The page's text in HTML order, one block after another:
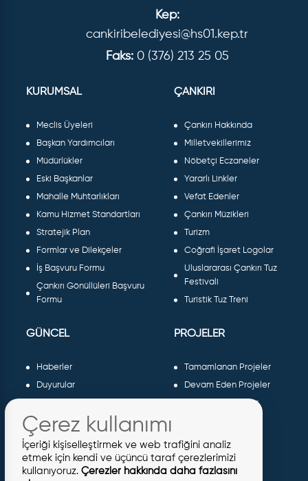
Kep:
cankiribelediyesi@hs01.kep.tr
Faks: 0 (376) 213 25 05
KURUMSAL
Meclis Üyeleri
Başkan Yardımcıları
Müdürlükler
Eski Başkanlar
Mahalle Muhtarlıkları
Kamu Hizmet Standartları
Stratejik Plan
Formlar ve Dilekçeler
İş Başvuru Formu
Çankırı Gönüllüleri Başvuru
Formu
ÇANKIRI
Çankırı Hakkında
Milletvekillerimiz
Nöbetçi Eczaneler
Yararlı Linkler
Vefat Edenler
Çankırı Müzikleri
Turizm
Coğrafi İşaret Logolar
Uluslararası Çankırı Tuz
Festivali
Turistik Tuz Treni
GÜNCEL
Haberler
Duyurular
Galeri
Etkinlikler
Meclis Kararları
İhaleler
PROJELER
Tamamlanan Projeler
Devam Eden Projeler
Planlanan Projeler
Sosyal Projeler
Çerez kullanımı
İçeriği kişiselleştirmek ve web trafiğini analiz
etmek için kendi ve üçüncü taraf çerezlerimizi
kullanıyoruz. Çerezler hakkında daha fazlasını